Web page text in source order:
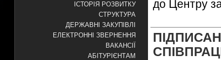
ІСТОРІЯ РОЗВИТКУ
СТРУКТУРА
ДЕРЖАВНІ ЗАКУПІВЛІ
ЕЛЕКТРОННІ ЗВЕРНЕННЯ
ВАКАНСІЇ
АБІТУРІЄНТАМ
до Центру